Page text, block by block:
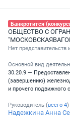
Банкротится
ОБЩЕСТВО С
Нет представительств
Основной вид
30.20.9 —
(завершению)
и прочего подвижного
Руководитель (всего 4)
Надежкина Анна